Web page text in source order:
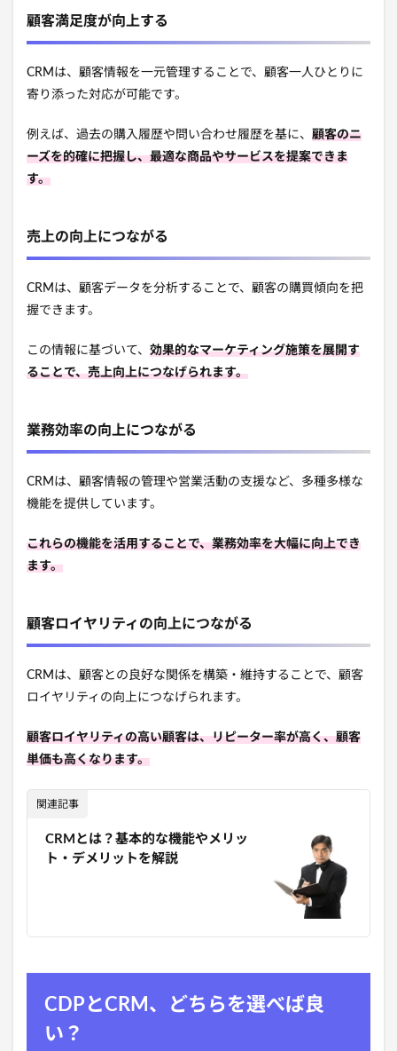
顧客満足度が向上する
CRMは、顧客情報を一元管理することで、顧客一人ひとりに
寄り添った対応が可能です。
例えば、過去の購入履歴や問い合わせ履歴を基に、 顧客のニ
ーズを的確に把握し、最適な商品やサービスを提案できま
す。
売上の向上につながる
CRMは、顧客データを分析することで、顧客の購買傾向を把
握できます。
この情報に基づいて、 効果的なマーケティング施策を展開す
ることで、売上向上につなげられます。
業務効率の向上につながる
CRMは、顧客情報の管理や営業活動の支援など、多種多様な
機能を提供しています。
これらの機能を活用することで、業務効率を大幅に向上でき
ます。
顧客ロイヤリティの向上につながる
CRMは、顧客との良好な関係を構築・維持することで、顧客
ロイヤリティの向上につなげられます。
顧客ロイヤリティの高い顧客は、リピーター率が高く、顧客
単価も高くなります。
関連記事
CRMとは？基本的な機能やメリッ
ト・デメリットを解説
CDPとCRM、どちらを選べば良
い？